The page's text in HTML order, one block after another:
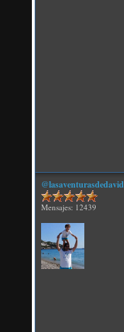
@lasaventurasdedavid
Mensajes: 12439